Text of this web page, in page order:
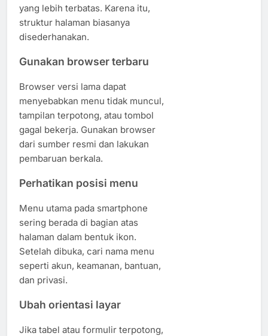
yang lebih terbatas. Karena itu,
struktur halaman biasanya
disederhanakan.
Gunakan browser terbaru
Browser versi lama dapat
menyebabkan menu tidak muncul,
tampilan terpotong, atau tombol
gagal bekerja. Gunakan browser
dari sumber resmi dan lakukan
pembaruan berkala.
Perhatikan posisi menu
Menu utama pada smartphone
sering berada di bagian atas
halaman dalam bentuk ikon.
Setelah dibuka, cari nama menu
seperti akun, keamanan, bantuan,
dan privasi.
Ubah orientasi layar
Jika tabel atau formulir terpotong,